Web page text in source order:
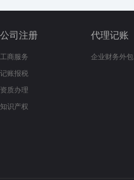
公司注册
工商服务
记账报税
资质办理
知识产权
代理记账
企业财务外包